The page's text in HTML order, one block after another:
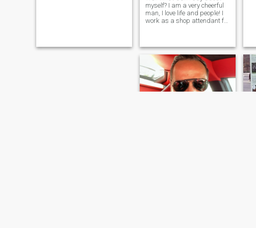
myself? I am a very cheerful
man, I love life and people! I
work as a shop attendant for
encrypt any type of jewel be it
gold or diamond,that